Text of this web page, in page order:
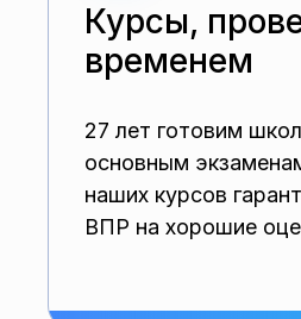
Курсы,
временем
27 лет готовим
основным
наших курсов
ВПР на хорошие